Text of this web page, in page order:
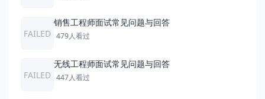
FAILED
销售工程师面试常见问题与回答
479人看过
FAILED
无线工程师面试常见问题与回答
447人看过